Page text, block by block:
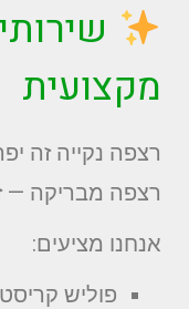
מקצועית
רצפה נקייה זה
רצפה מבריקה —
אנחנו מציעים:
פוליש